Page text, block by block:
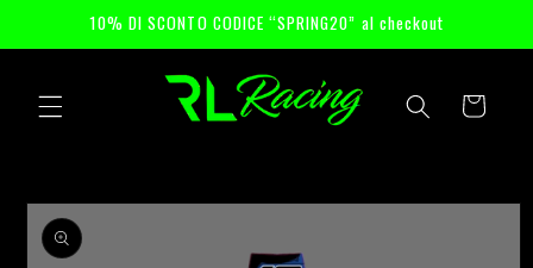
Skip to
content
10% DI SCONTO CODICE “SPRING20” al checkout
Cart
Skip to
product
information